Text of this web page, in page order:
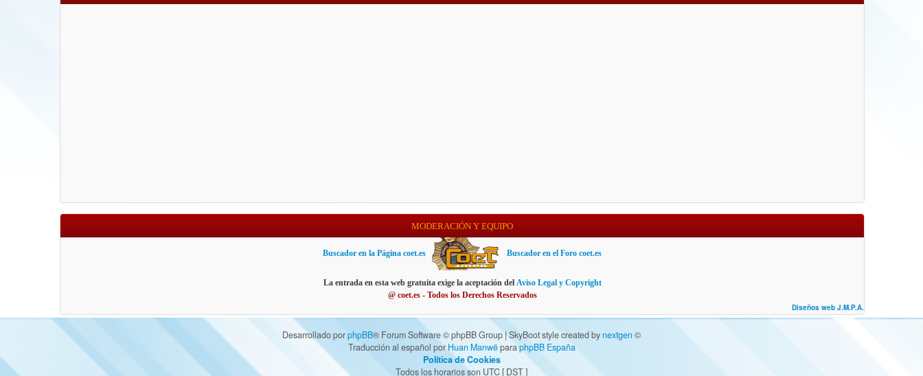
MODERACIÓN Y EQUIPO
Buscador en la Página coet.es Buscador en el Foro coet.es
La entrada en esta web gratuita exige la aceptación del Aviso Legal y Copyright
@ coet.es - Todos los Derechos Reservados
Diseños web J.M.P.A.
Desarrollado porphpBB® Forum Software © phpBB Group | SkyBoot style created bynextgen ©
Traducción al español porHuan ManwëparaphpBB España
Política de Cookies
Todos los horarios son UTC [ DST]